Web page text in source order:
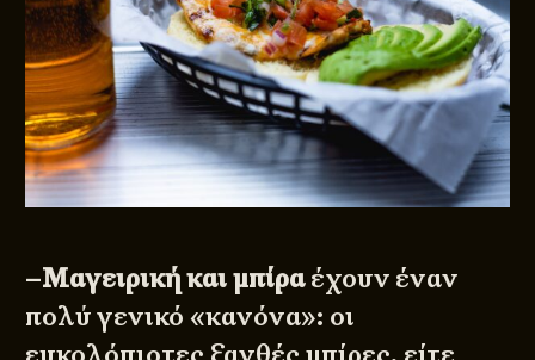
–Μαγειρική και μπίραέχουν έναν
πολύ γενικό «κανόνα»: οι